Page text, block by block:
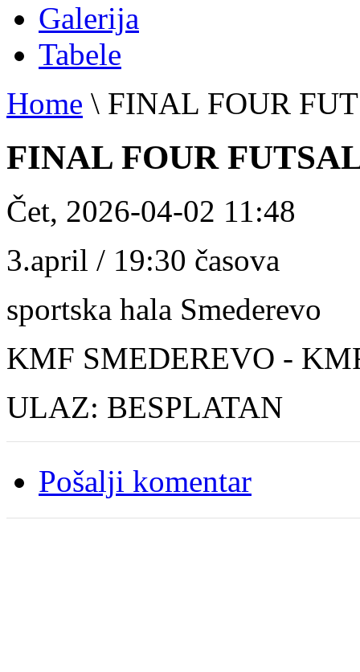
Galerija
Tabele
Home \ FINAL FOUR
FINAL FOUR
Čet, 2026-04-02 11:48
3.april / 19:30 časova
sportska hala Smederevo
KMF SMEDEREVO -
ULAZ: BESPLATAN
Pošalji komentar